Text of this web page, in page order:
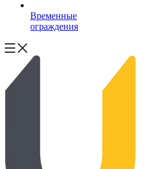
Временные
ограждения